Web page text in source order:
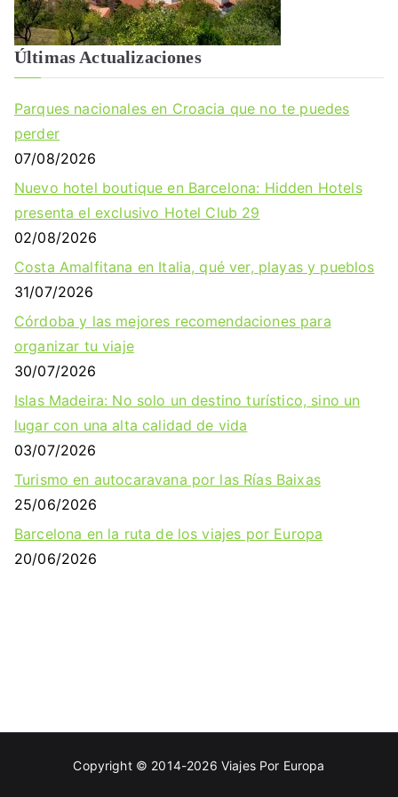
Últimas Actualizaciones
Parques nacionales en Croacia que no te puedes
perder
07/08/2026
Nuevo hotel boutique en Barcelona: Hidden Hotels
presenta el exclusivo Hotel Club 29
02/08/2026
Costa Amalfitana en Italia, qué ver, playas y pueblos
31/07/2026
Córdoba y las mejores recomendaciones para
organizar tu viaje
30/07/2026
Islas Madeira: No solo un destino turístico, sino un
lugar con una alta calidad de vida
03/07/2026
Turismo en autocaravana por las Rías Baixas
25/06/2026
Barcelona en la ruta de los viajes por Europa
20/06/2026
Copyright © 2014-2026 Viajes Por Europa